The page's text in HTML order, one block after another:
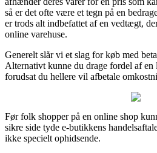
så er det ofte være et tegn på en
er trods alt indbefattet af en vedtægt,
online varehuse.
Generelt slår vi et slag for køb med
Alternativt kunne du drage fordel af
forudsat du hellere vil afbetale
Før folk shopper på en online shop
sikre side tyde e-butikkens
ikke specielt ophidsende.